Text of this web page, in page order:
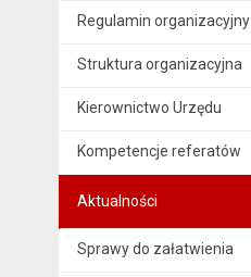
Regulamin organizacyjny
Struktura organizacyjna
Kierownictwo Urzędu
Kompetencje referatów
Aktualności
Sprawy do załatwienia